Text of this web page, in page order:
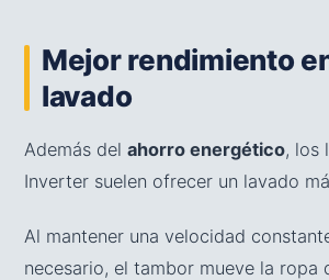
Mejor rendimiento
lavado
Además del ahorro energético, los
Inverter suelen ofrecer un lavado
Al mantener una velocidad
necesario, el tambor mueve la ropa